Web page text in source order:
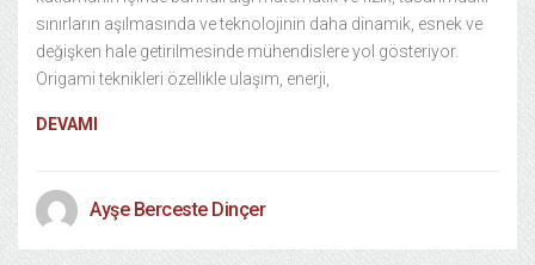
sınırların aşılmasında ve teknolojinin daha dinamik, esnek ve
değişken hale getirilmesinde mühendislere yol gösteriyor.
Origami teknikleri özellikle ulaşım, enerji,
DEVAMI
Ayşe Berceste Dinçer